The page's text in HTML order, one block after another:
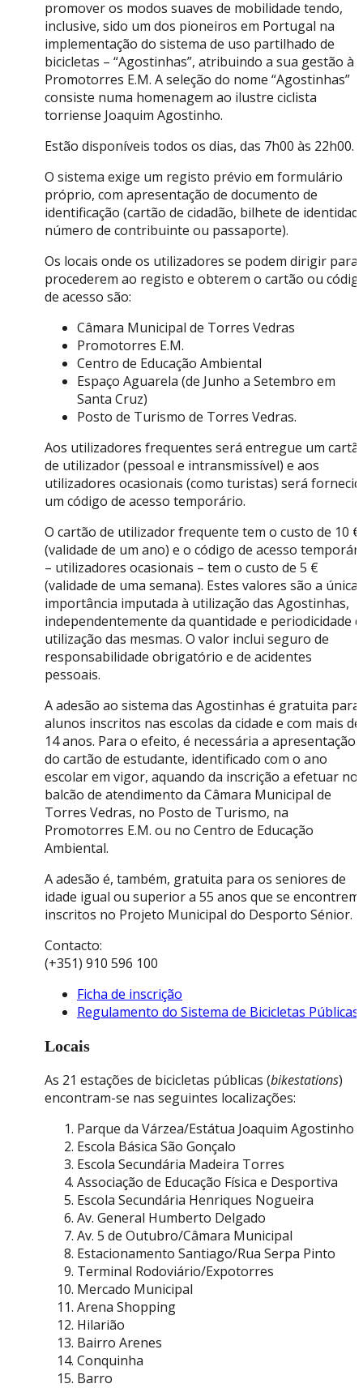
promover os modos suaves de mobilidade tendo,
inclusive, sido um dos pioneiros em Portugal na
implementação do sistema de uso partilhado de
bicicletas – “Agostinhas”, atribuindo a sua gestão à
Promotorres E.M. A seleção do nome “Agostinhas”
consiste numa homenagem ao ilustre ciclista
torriense Joaquim Agostinho.
Estão disponíveis todos os dias, das 7h00 às 22h00.
O sistema exige um registo prévio em formulário
próprio, com apresentação de documento de
identificação (cartão de cidadão, bilhete de
número de contribuinte ou passaporte).
Os locais onde os utilizadores se podem dirigir para
procederem ao registo e obterem o cartão ou
de acesso são:
Câmara Municipal de Torres Vedras
Promotorres E.M.
Centro de Educação Ambiental
Espaço Aguarela (de Junho a Setembro em
Santa Cruz)
Posto de Turismo de Torres Vedras.
Aos utilizadores frequentes será entregue um
de utilizador (pessoal e intransmissível) e aos
utilizadores ocasionais (como turistas) será
um código de acesso temporário.
O cartão de utilizador frequente tem o custo de 10 €
(validade de um ano) e o código de acesso
– utilizadores ocasionais – tem o custo de 5 €
(validade de uma semana). Estes valores são a única
importância imputada à utilização das Agostinhas,
independentemente da quantidade e periodicidade
utilização das mesmas. O valor inclui seguro de
responsabilidade obrigatório e de acidentes
pessoais.
A adesão ao sistema das Agostinhas é gratuita para
alunos inscritos nas escolas da cidade e com mais de
14 anos. Para o efeito, é necessária a apresentação
do cartão de estudante, identificado com o ano
escolar em vigor, aquando da inscrição a efetuar no
balcão de atendimento da Câmara Municipal de
Torres Vedras, no Posto de Turismo, na
Promotorres E.M. ou no Centro de Educação
Ambiental.
A adesão é, também, gratuita para os seniores de
idade igual ou superior a 55 anos que se encontrem
inscritos no Projeto Municipal do Desporto Sénior.
Contacto:
(+351) 910 596 100
Ficha de inscrição
Regulamento do Sistema de Bicicletas Públicas
Locais
As 21 estações de bicicletas públicas (bikestations)
encontram-se nas seguintes localizações:
Parque da Várzea/Estátua Joaquim Agostinho
Escola Básica São Gonçalo
Escola Secundária Madeira Torres
Associação de Educação Física e Desportiva
Escola Secundária Henriques Nogueira
Av. General Humberto Delgado
Av. 5 de Outubro/Câmara Municipal
Estacionamento Santiago/Rua Serpa Pinto
Terminal Rodoviário/Expotorres
Mercado Municipal
Arena Shopping
Hilarião
Bairro Arenes
Conquinha
Barro